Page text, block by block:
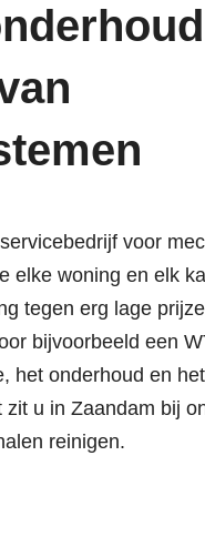
voor
elke woning en elk
tegen erg lage
bijvoorbeeld een
het onderhoud en
u in Zaandam bij
reinigen.